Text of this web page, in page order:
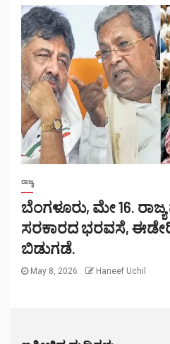
ರಾಜ್ಯ
ಬೆಂಗಳೂರು, ಮೇ 16.
ಸರಕಾರದ ಭರವಸೆ,
ಬಿಡುಗಡೆ.
May 8, 2026 Haneef Uchil